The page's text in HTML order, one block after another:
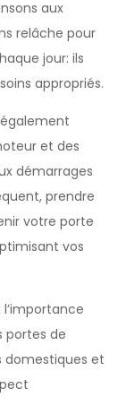
aux
relâche pour
jour: ils
appropriés.
et des
démarrages
prendre
votre porte
vos
portes de
domestiques et